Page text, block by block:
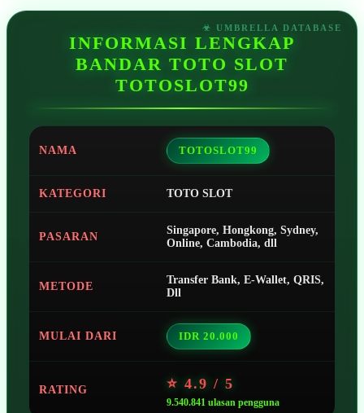
INFORMASI LENGKAP
BANDAR TOTO SLOT
TOTOSLOT99
NAMA TOTOSLOT99
KATEGORI TOTO SLOT
PASARAN
Singapore, Hongkong, Sydney,
Online, Cambodia, dll
METODE
Transfer Bank, E-Wallet, QRIS,
Dll
MULAI DARI IDR 20.000
RATING ⭐ 4.9 / 5
9.540.841 ulasan pengguna